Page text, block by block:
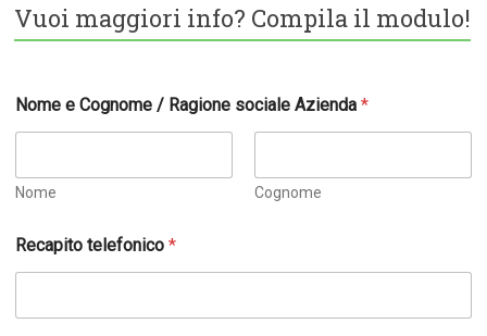
Vuoi maggiori info? Compila il modulo!
Nome e Cognome / Ragione sociale Azienda*
Nome Cognome
Recapito telefonico*